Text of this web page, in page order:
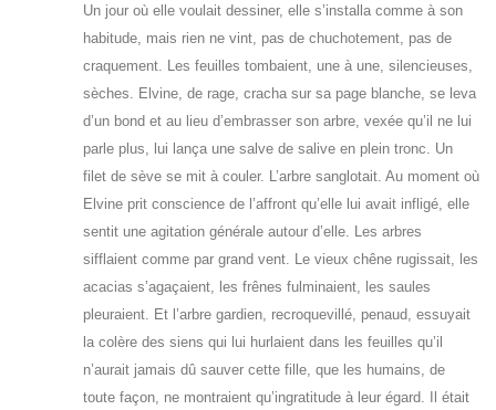
Un jour où elle voulait dessiner, elle s’installa comme à son
habitude, mais rien ne vint, pas de chuchotement, pas de
craquement. Les feuilles tombaient, une à une, silencieuses,
sèches. Elvine, de rage, cracha sur sa page blanche, se leva
d’un bond et au lieu d’embrasser son arbre, vexée qu’il ne lui
parle plus, lui lança une salve de salive en plein tronc. Un
filet de sève se mit à couler. L’arbre sanglotait. Au moment où
Elvine prit conscience de l’affront qu’elle lui avait infligé, elle
sentit une agitation générale autour d’elle. Les arbres
sifflaient comme par grand vent. Le vieux chêne rugissait, les
acacias s’agaçaient, les frênes fulminaient, les saules
pleuraient. Et l’arbre gardien, recroquevillé, penaud, essuyait
la colère des siens qui lui hurlaient dans les feuilles qu’il
n’aurait jamais dû sauver cette fille, que les humains, de
toute façon, ne montraient qu’ingratitude à leur égard. Il était